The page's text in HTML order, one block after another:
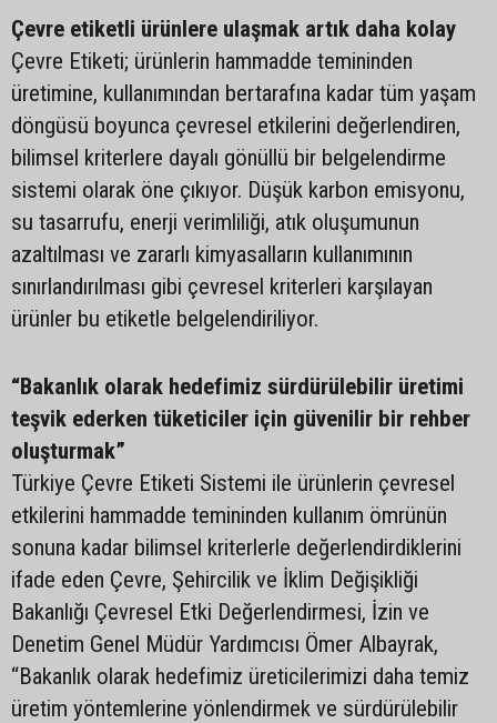
Çevre etiketli ürünlere ulaşmak artık daha kolay
Çevre Etiketi; ürünlerin hammadde temininden
üretimine, kullanımından bertarafına kadar tüm yaşam
döngüsü boyunca çevresel etkilerini değerlendiren,
bilimsel kriterlere dayalı gönüllü bir belgelendirme
sistemi olarak öne çıkıyor. Düşük karbon emisyonu,
su tasarrufu, enerji verimliliği, atık oluşumunun
azaltılması ve zararlı kimyasalların kullanımının
sınırlandırılması gibi çevresel kriterleri karşılayan
ürünler bu etiketle belgelendiriliyor.
“Bakanlık olarak hedefimiz sürdürülebilir üretimi
teşvik ederken tüketiciler için güvenilir bir rehber
oluşturmak”
Türkiye Çevre Etiketi Sistemi ile ürünlerin çevresel
etkilerini hammadde temininden kullanım ömrünün
sonuna kadar bilimsel kriterlerle değerlendirdiklerini
ifade eden Çevre, Şehircilik ve İklim Değişikliği
Bakanlığı Çevresel Etki Değerlendirmesi, İzin ve
Denetim Genel Müdür Yardımcısı Ömer Albayrak,
“Bakanlık olarak hedefimiz üreticilerimizi daha temiz
üretim yöntemlerine yönlendirmek ve sürdürülebilir